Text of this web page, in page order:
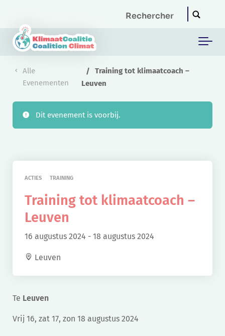
Alle
Evenementen
Training tot klimaatcoach –
Leuven
Dit evenement is voorbij.
ACTIES TRAINING
Training tot klimaatcoach –
Leuven
16 augustus 2024 - 18 augustus 2024
Leuven
Te Leuven
Vrij 16, zat 17, zon 18 augustus 2024